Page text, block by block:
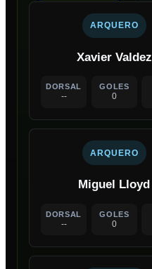
ARQUERO
Xavier Valdez
DORSAL
--
GOLES
0
ARQUERO
Miguel Lloyd
DORSAL
--
GOLES
0